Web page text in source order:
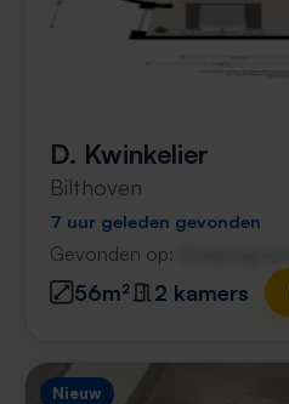
D. Kwinkelier
Bilthoven
7 uur geleden gevonden
Gevonden op:
56m² 2 kamers
Nieuw